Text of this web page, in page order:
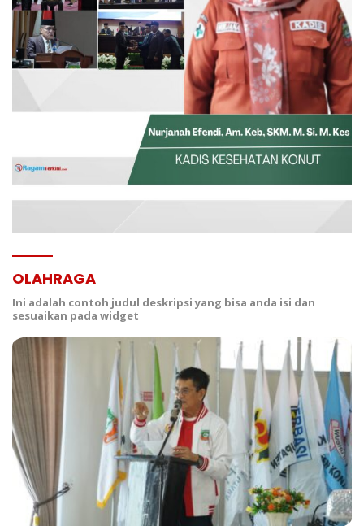
OLAHRAGA
Ini adalah contoh judul deskripsi yang bisa anda isi dan
sesuaikan pada widget